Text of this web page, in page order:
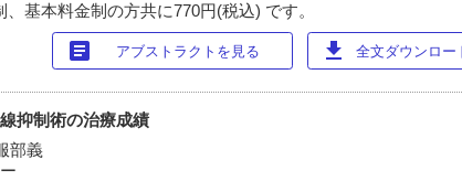
基本料金制の方共に770円(税込) です。
article アブストラクトを見る download 全文ダウンロー
抑制術の治療成績
部義